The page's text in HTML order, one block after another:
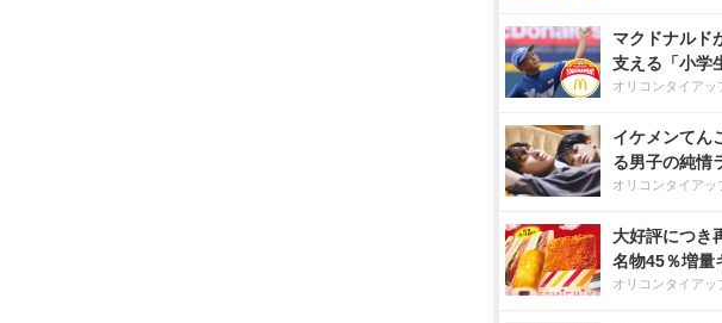
マクドナルド
支える「小学
オリコンタイアッ
イケメンてん
る男子の純情
オリコンタイアッ
大好評につき
名物45％増量
オリコンタイアッ